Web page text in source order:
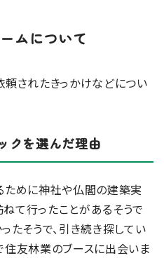
ムについて
されたきっかけなどについ
クを選んだ理由
ために神社や仏閣の建築実
て行ったことがあるそうで
たそうで、引き続き探してい
住友林業のブースに出会いま